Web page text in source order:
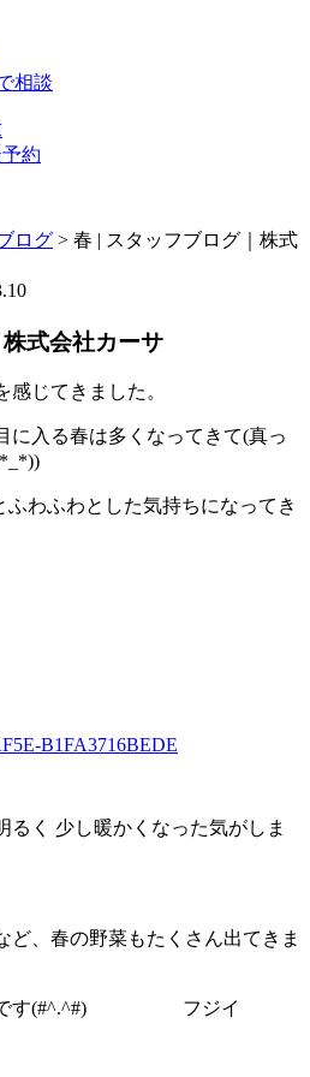
相談
約
ログ > 春 | スタッフブログ｜株式
式会社カーサ
じてきました。
に入る春は多くなってきて(真っ
わふわとした気持ちになってき
るく 少し暖かくなった気がしま
ど、春の野菜もたくさん出てきま
いです(#^.^#) フジイ